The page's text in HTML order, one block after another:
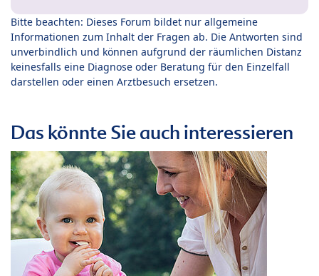
Bitte beachten: Dieses Forum bildet nur allgemeine
Informationen zum Inhalt der Fragen ab. Die Antworten sind
unverbindlich und können aufgrund der räumlichen Distanz
keinesfalls eine Diagnose oder Beratung für den Einzelfall
darstellen oder einen Arztbesuch ersetzen.
Das könnte Sie auch interessieren